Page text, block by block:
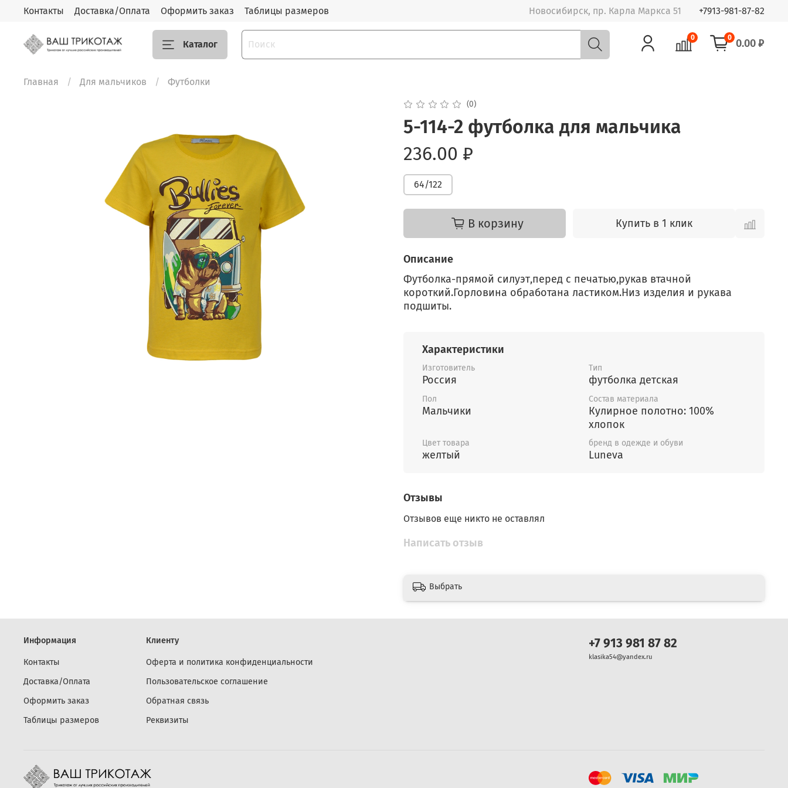
Контакты Доставка/Оплата Оформить заказ Таблицы размеров Новосибирск, пр. Карла Маркса 51 +7913-981-87-82
Каталог
0 0 0.00 ₽
Главная Для мальчиков Футболки
(0)
5-114-2 футболка для мальчика
236.00 ₽
64/122
В корзину Купить в 1 клик
Описание
Футболка-прямой силуэт,перед с печатью,рукав втачной
короткий.Горловина обработана ластиком.Низ изделия и рукава
подшиты.
Характеристики
Изготовитель
Россия
Тип
футболка детская
Пол
Мальчики
Состав материала
Кулирное полотно: 100%
хлопок
Цвет товара
желтый
бренд в одежде и обуви
Luneva
Отзывы
Отзывов еще никто не оставлял
Написать отзыв
Выбрать
Информация
Контакты
Доставка/Оплата
Оформить заказ
Таблицы размеров
Клиенту
Оферта и политика конфиденциальности
Пользовательское соглашение
Обратная связь
Реквизиты
+7 913 981 87 82
klasika54@yandex.ru